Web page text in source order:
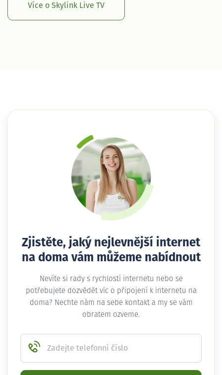
Více o Skylink Live TV
Zjistěte, jaký nejlevnější internet
na doma vám můžeme nabídnout
Nevíte si rady s rychlostí internetu nebo se
potřebujete dozvědět víc o připojení k internetu na
doma? Nechte nám na sebe kontakt a my se vám
obratem ozveme.
Zadejte telefonní číslo